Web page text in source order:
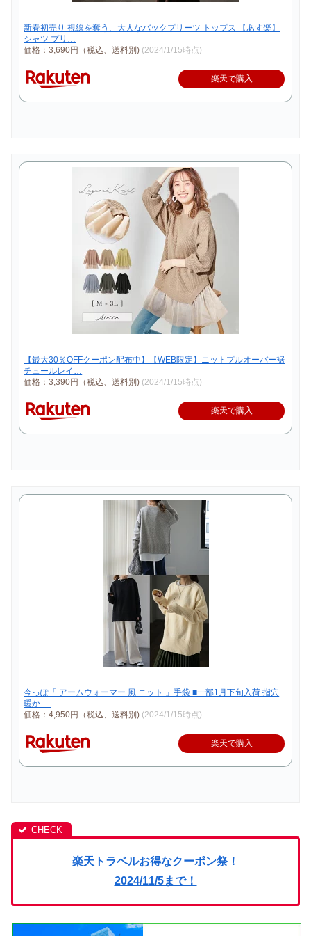
新春初売り 視線を奪う、大人なバックプリーツ トップス 【あす楽】
シャツ プリ…
価格：3,690円（税込、送料別) (2024/1/15時点)
楽天で購入
【最大30％OFFクーポン配布中】【WEB限定】ニットプルオーバー裾
チュールレイ…
価格：3,390円（税込、送料別) (2024/1/15時点)
楽天で購入
今っぽ「 アームウォーマー 風 ニット 」手袋 ■一部1月下旬入荷 指穴
暖か …
価格：4,950円（税込、送料別) (2024/1/15時点)
楽天で購入
楽天トラベルお得なクーポン祭！
2024/11/5まで！